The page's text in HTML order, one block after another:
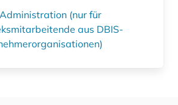
(nur für
aus DBIS-